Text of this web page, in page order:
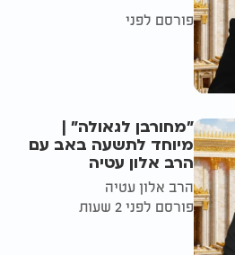
פורסם לפני
"מחורבן לגאולה" |
מיוחד לתשעה באב עם
הרב אלון עטיה
הרב אלון עטיה
פורסם לפני 2 שעות